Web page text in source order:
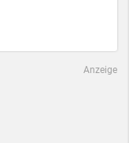
Anzeige